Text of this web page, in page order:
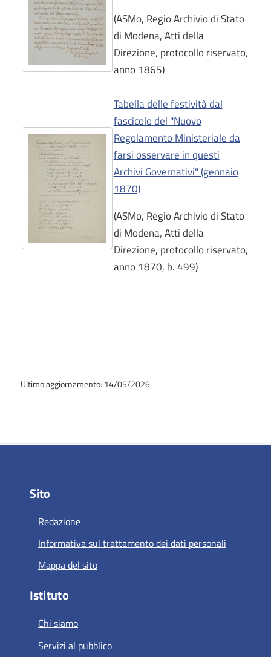
(ASMo, Regio Archivio di Stato
di Modena, Atti della
Direzione, protocollo riservato,
anno 1865)
Tabella delle festività dal
fascicolo del "Nuovo
Regolamento Ministeriale da
farsi osservare in questi
Archivi Governativi" (gennaio
1870)
(ASMo, Regio Archivio di Stato
di Modena, Atti della
Direzione, protocollo riservato,
anno 1870, b. 499)
Ultimo aggiornamento: 14/05/2026
Sito
Redazione
Informativa sul trattamento dei dati personali
Mappa del sito
Istituto
Chi siamo
Servizi al pubblico